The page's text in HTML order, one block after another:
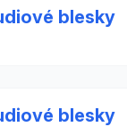
blesky
blesky